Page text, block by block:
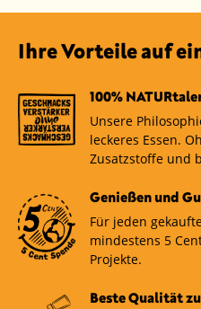
Ihre Vorteile auf
100%
Unsere
leckeres Essen.
Zusatzstoffe und
Genießen und
Für jeden
mindestens 5
Projekte.
Beste Qualität